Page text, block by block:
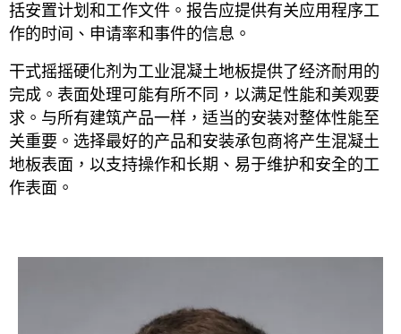
括安置计划和工作文件。报告应提供有关应用程序工
作的时间、申请率和事件的信息。
干式摇摇硬化剂为工业混凝土地板提供了经济耐用的
完成。表面处理可能有所不同，以满足性能和美观要
求。与所有建筑产品一样，适当的安装对整体性能至
关重要。选择最好的产品和安装承包商将产生混凝土
地板表面，以支持操作和长期、易于维护和安全的工
作表面。